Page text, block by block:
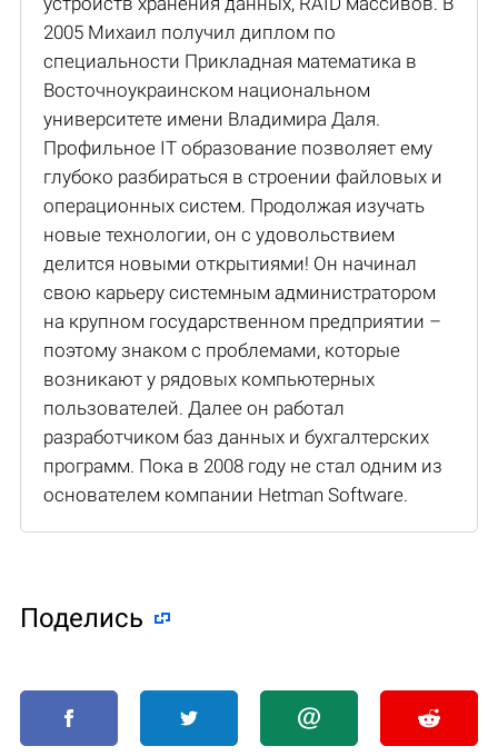
2005 Михаил получил диплом по
специальности Прикладная математика в
Восточноукраинском национальном
университете имени Владимира Даля.
Профильное IT образование позволяет ему
глубоко разбираться в строении файловых и
операционных систем. Продолжая изучать
новые технологии, он с удовольствием
делится новыми открытиями! Он начинал
свою карьеру системным администратором
на крупном государственном предприятии –
поэтому знаком с проблемами, которые
возникают у рядовых компьютерных
пользователей. Далее он работал
разработчиком баз данных и бухгалтерских
программ. Пока в 2008 году не стал одним из
основателем компании Hetman Software.
Поделиcь